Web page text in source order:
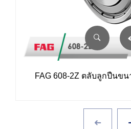
FAG 608-2Z ตลับลูกปืนขน